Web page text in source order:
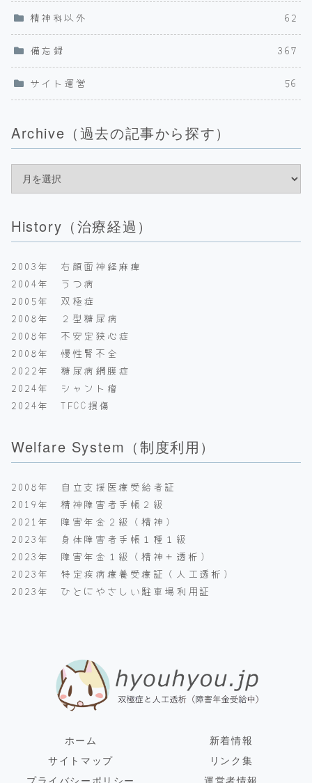
精神科以外 62
備忘録 367
サイト運営 56
Archive（過去の記事から探す）
History（治療経過）
2003年 右顔面神経麻痺
2004年 うつ病
2005年 双極症
2008年 ２型糖尿病
2008年 不安定狭心症
2008年 慢性腎不全
2022年 糖尿病網膜症
2024年 シャント瘤
2024年 TFCC損傷
Welfare System（制度利用）
2008年 自立支援医療受給者証
2019年 精神障害者手帳２級
2021年 障害年金２級（精神）
2023年 身体障害者手帳１種１級
2023年 障害年金１級（精神＋透析）
2023年 特定疾病療養受療証（人工透析）
2023年 ひとにやさしい駐車場利用証
ホーム
新着情報
サイトマップ
リンク集